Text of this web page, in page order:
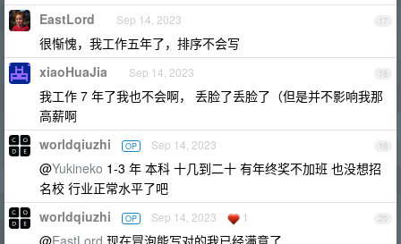
17
EastLord Sep 14, 2023
很惭愧，我工作五年了，排序不会写
18
xiaoHuaJia Sep 14, 2023
我工作 7 年了我也不会啊， 丢脸了丢脸了（但是并不影响我那
高薪啊
19
worldqiuzhi OP Sep 14, 2023
@Yukineko 1-3 年 本科 十几到二十 有年终奖不加班 也没想招
名校 行业正常水平了吧
20
worldqiuzhi OP Sep 14, 2023 1
@EastLord 现在冒泡能写对的我已经满意了